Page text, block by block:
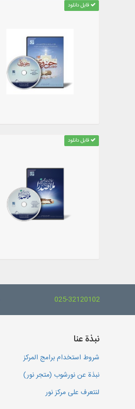
قابل دانلود
قابل دانلود
025-32120102
نبذة عنا
شروط استخدام برامج المركز
نبذة عن نورشوب (متجر نور)
لنتعرف على مركز نور